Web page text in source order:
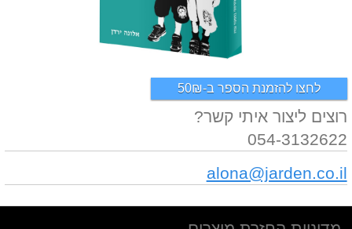
רוצים ליצור איתי קשר?
054-3132622
alona@jarden.co.il